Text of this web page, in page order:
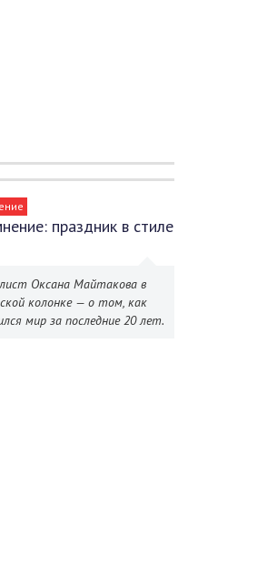
праздник в стиле
Оксана Майтакова в
колонке — о том, как
мир за последние 20 лет.